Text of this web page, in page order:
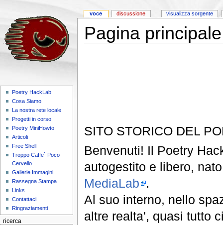
Pagina principale
SITO STORICO DEL
Benvenuti! Il Poetry
autogestito e libero,
MediaLab .
Al suo interno, nello
altre realta', quasi tutto
voce discussione visualizza sorgente
Poetry HackLab
Cosa Siamo
La nostra rete locale
Progetti in corso
Poetry MiniHowto
Articoli
Free Shell
Troppo Caffe` Poco
Cervello
Gallerie Immagini
Rassegna Stampa
Links
Contattaci
Ringraziamenti
ricerca